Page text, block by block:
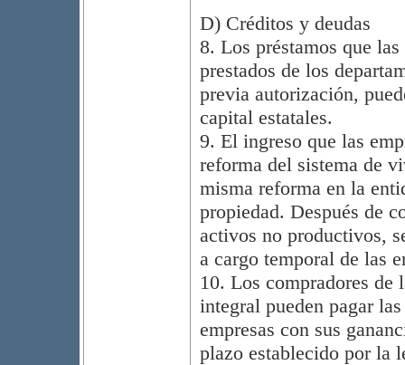
D) Créditos y deudas
8. Los préstamos que
prestados de los
previa autorización,
capital estatales.
9. El ingreso que las
reforma del sistema de
misma reforma en la
propiedad. Después de
activos no productivos,
a cargo temporal de las
10. Los compradores de
integral pueden pagar
empresas con sus
plazo establecido por la